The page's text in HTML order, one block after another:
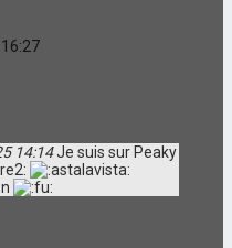
14:14Je suis sur Peaky